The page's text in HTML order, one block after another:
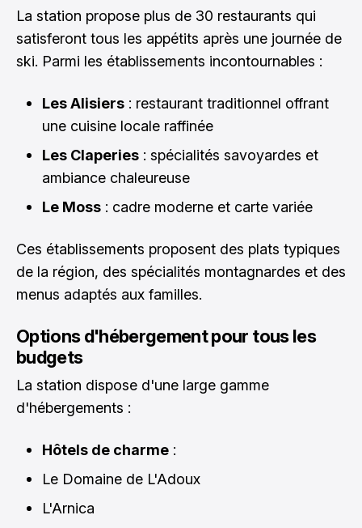
La station propose plus de 30 restaurants qui
satisferont tous les appétits après une journée de
ski. Parmi les établissements incontournables :
Les Alisiers : restaurant traditionnel offrant
une cuisine locale raffinée
Les Claperies : spécialités savoyardes et
ambiance chaleureuse
Le Moss : cadre moderne et carte variée
Ces établissements proposent des plats typiques
de la région, des spécialités montagnardes et des
menus adaptés aux familles.
Options d'hébergement pour tous les
budgets
La station dispose d'une large gamme
d'hébergements :
Hôtels de charme :
Le Domaine de L'Adoux
L'Arnica